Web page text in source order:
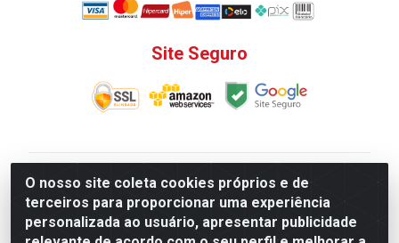
O nosso site coleta cookies próprios e de
terceiros para proporcionar uma experiência
personalizada ao usuário, apresentar publicidade
Site Seguro
V. C. Ferragens LTDA - Rua do Matoso, 132 - Praça da
Bandeira, Rio de Janeiro/ RJ - CEP 20.270-135 - CNPJ
12.324.723/0001-25
Todas as regras de promoções, descontos, preços e